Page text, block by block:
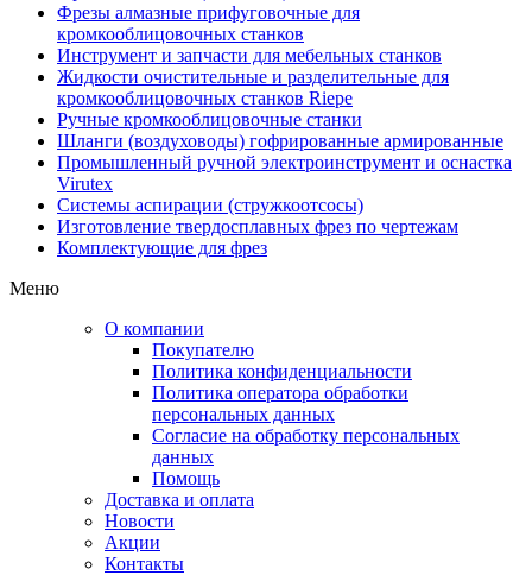
Фрезы алмазные прифуговочные для
кромкооблицовочных станков
Инструмент и запчасти для мебельных станков
Жидкости очистительные и разделительные для
кромкооблицовочных станков Riepe
Ручные кромкооблицовочные станки
Шланги (воздуховоды) гофрированные армированные
Промышленный ручной электроинструмент и оснастка
Virutex
Системы аспирации (стружкоотсосы)
Изготовление твердосплавных фрез по чертежам
Комплектующие для фрез
Меню
О компании
Покупателю
Политика конфиденциальности
Политика оператора обработки
персональных данных
Согласие на обработку персональных
данных
Помощь
Доставка и оплата
Новости
Акции
Контакты